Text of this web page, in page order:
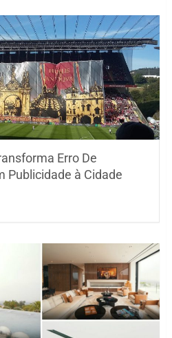
Erro De
Publicidade à Cidade